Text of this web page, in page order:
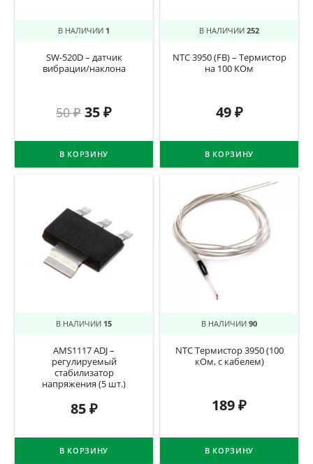
В НАЛИЧИИ 1
SW-520D – датчик
вибрации/наклона
50₽ 35₽
В КОРЗИНУ
В НАЛИЧИИ 252
NTC 3950 (FB) – Термистор
на 100 КОм
49₽
В КОРЗИНУ
В НАЛИЧИИ 15
AMS1117 ADJ –
регулируемый
стабилизатор
напряжения (5 шт.)
85₽
В КОРЗИНУ
В НАЛИЧИИ 90
NTC Термистор 3950 (100
кОм, с кабелем)
189₽
В КОРЗИНУ